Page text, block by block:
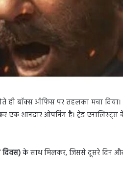
ही बॉक्स ऑफिस पर तहलका मचा
एक शानदार ओपनिंग है। ट्रेड एनालिस्ट्स
दिवस)के साथ मिलकर, जिससे दूसरे दिन